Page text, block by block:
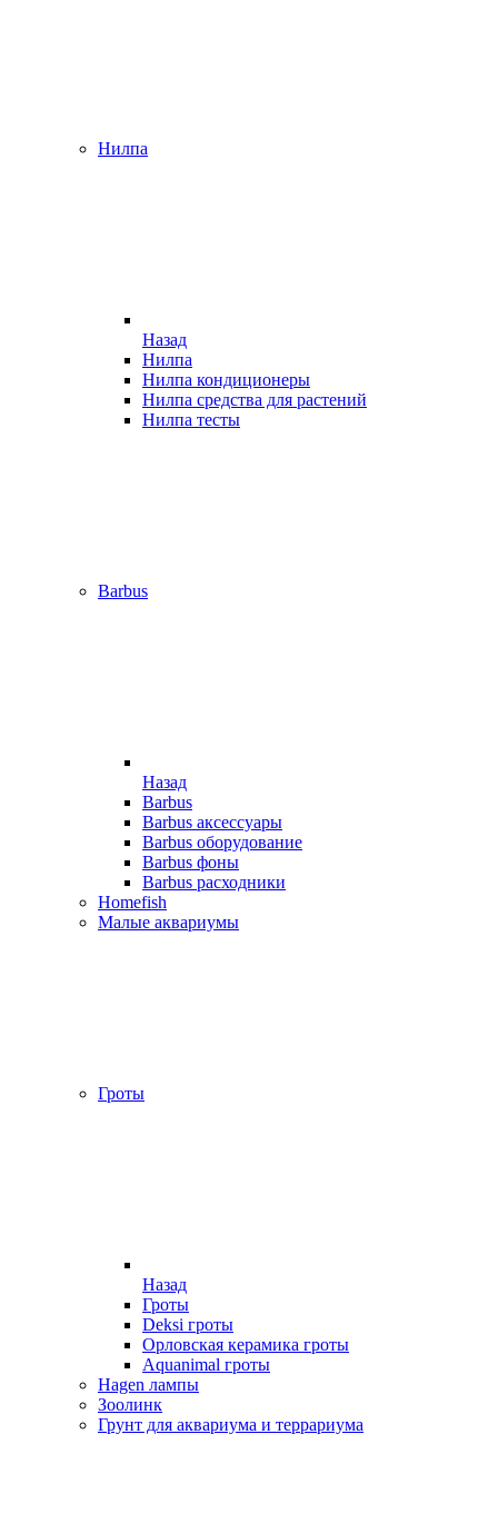
Нилпа
Назад
Нилпа
Нилпа кондиционеры
Нилпа средства для растений
Нилпа тесты
Barbus
Назад
Barbus
Barbus аксессуары
Barbus оборудование
Barbus фоны
Barbus расходники
Homefish
Малые аквариумы
Гроты
Назад
Гроты
Deksi гроты
Орловская керамика гроты
Aquanimal гроты
Hagen лампы
Зоолинк
Грунт для аквариума и террариума